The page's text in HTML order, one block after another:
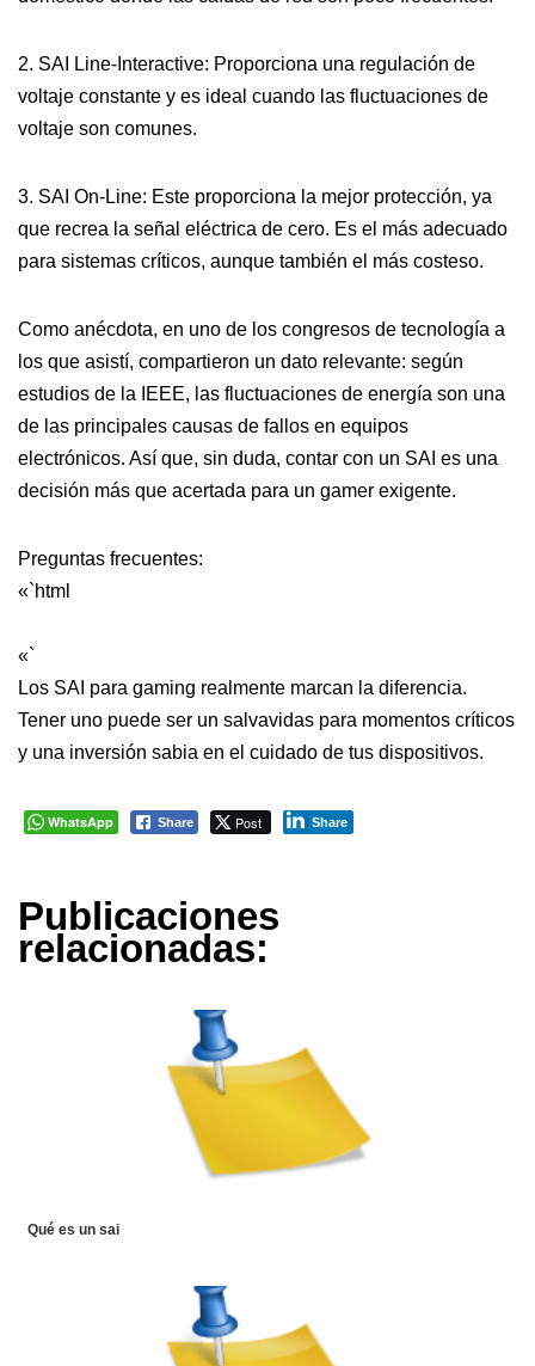
2. SAI Line-Interactive: Proporciona una regulación de
voltaje constante y es ideal cuando las fluctuaciones de
voltaje son comunes.
3. SAI On-Line: Este proporciona la mejor protección, ya
que recrea la señal eléctrica de cero. Es el más adecuado
para sistemas críticos, aunque también el más costeso.
Como anécdota, en uno de los congresos de tecnología a
los que asistí, compartieron un dato relevante: según
estudios de la IEEE, las fluctuaciones de energía son una
de las principales causas de fallos en equipos
electrónicos. Así que, sin duda, contar con un SAI es una
decisión más que acertada para un gamer exigente.
Preguntas frecuentes:
«`html
«`
Los SAI para gaming realmente marcan la diferencia.
Tener uno puede ser un salvavidas para momentos críticos
y una inversión sabia en el cuidado de tus dispositivos.
WhatsApp Share Post Share
Publicaciones
relacionadas:
Qué es un sai